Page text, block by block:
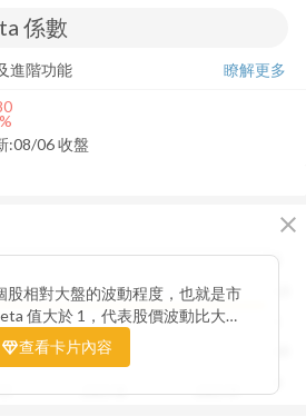
進階功能
瞭解更多
:08/06 收盤
close
2
股相對大盤的波動程度，也就是市
值大於 1，代表股價波動比大盤
報酬型；若 Beta 值小於 1，則表
性較強。透過觀察 Beta 值的變化
查看卡片內容